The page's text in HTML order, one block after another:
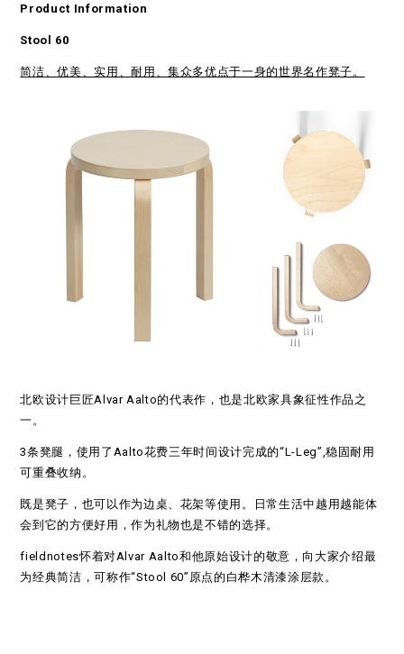
Product Information
Stool 60
简洁、优美、实用、耐用、集众多优点于一身的世界名作凳子。
北欧设计巨匠Alvar Aalto的代表作，也是北欧家具象征性作品之
一。
3条凳腿，使用了Aalto花费三年时间设计完成的“L-Leg”,稳固耐用
可重叠收纳。
既是凳子，也可以作为边桌、花架等使用。日常生活中越用越能体
会到它的方便好用，作为礼物也是不错的选择。
fieldnotes怀着对Alvar Aalto和他原始设计的敬意，向大家介绍最
为经典简洁，可称作“Stool 60”原点的白桦木清漆涂层款。